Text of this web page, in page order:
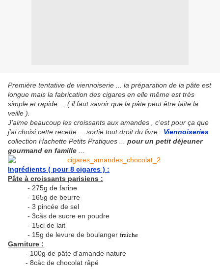
Première tentative de viennoiserie ... la préparation de la pâte est
longue mais la fabrication des cigares en elle même est très
simple et rapide ... ( il faut savoir que la pâte peut être faite la
veille ).
J'aime beaucoup les croissants aux amandes , c'est pour ça que
j'ai choisi cette recette ... sortie tout droit du livre : Viennoiseries
collection Hachette Petits Pratiques ... pour un petit déjeuner
gourmand en famille
Ingrédients ( pour 8 cigares ) :
Pâte à croissants parisiens :
- 275g de farine
- 165g de beurre
- 3 pincée de sel
- 3càs de sucre en poudre
- 15cl de lait
- 15g de levure de boulanger fraîche
Garniture :
- 100g de pâte d'amande nature
- 8càc de chocolat râpé